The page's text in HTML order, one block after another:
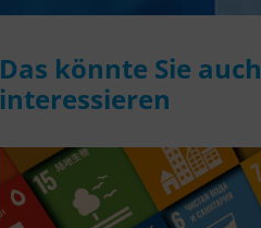
Das könnte Sie auch
interessieren